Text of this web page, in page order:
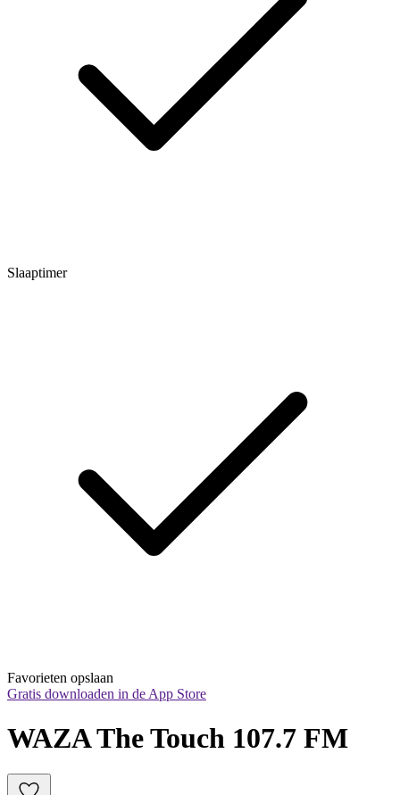
Slaaptimer
Favorieten opslaan
Gratis downloaden in de App Store
WAZA The Touch 107.7 FM